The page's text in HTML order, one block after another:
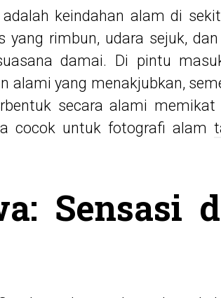
keindahan alam di
rimbun, udara sejuk,
damai. Di pintu
alami yang menakjubkan,
secara alami memikat
cocok untuk fotografi alam
Sensasi